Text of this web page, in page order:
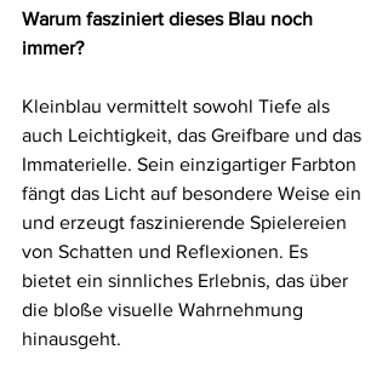
Warum fasziniert dieses Blau noch
immer?
Kleinblau vermittelt sowohl Tiefe als
auch Leichtigkeit, das Greifbare und das
Immaterielle. Sein einzigartiger Farbton
fängt das Licht auf besondere Weise ein
und erzeugt faszinierende Spielereien
von Schatten und Reflexionen. Es
bietet ein sinnliches Erlebnis, das über
die bloße visuelle Wahrnehmung
hinausgeht.